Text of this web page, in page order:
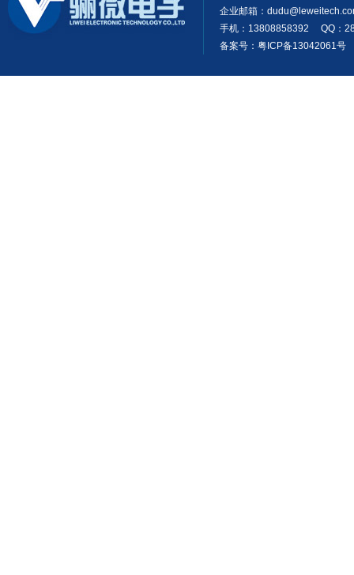
企业邮箱：
手机：13808858392 QQ：
备案号：粤ICP备13042061号